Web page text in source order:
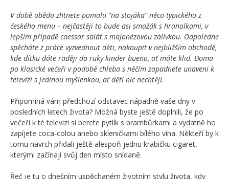
V době oběda zhtnete pomalu “na stojáka” něco typického z
českého menu – nejčastěji to bude asi smažák s hranolkami, v
lepším případě caessar salát s majonézovou zálivkou. Odpoledne
spěcháte z práce vyzvednout děti, nakoupit v nejbližším obchodě,
kde dítku dáte raději do ruky kinder bueno, ať máte klid. Doma
po klasické večeři v podobě chleba s něčím zapadnete unaveni k
televizi s jedinou myšlenkou, ať děti nic nechtěji.
Připomíná vám předchozí odstavec nápadně vaše dny v
posledních letech života? Možná byste ještě doplnili, že po
večeři k té televizi si berete pytlík s brambůrkami a vydatně ho
zapíjete coca-colou anebo skleničkami bílého vína. Někteří by k
tomu navrch přidali ještě alespoň jednu krabičku cigaret,
kterými začínají svůj den místo snídaně.
Řeč je tu o dnešním uspěchaném životním stylu života, kdy